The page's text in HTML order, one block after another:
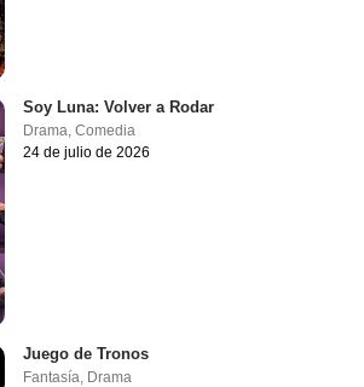
Soy Luna: Volver a Rodar
Drama,Comedia
24 de julio de 2026
Juego de Tronos
Fantasía Drama